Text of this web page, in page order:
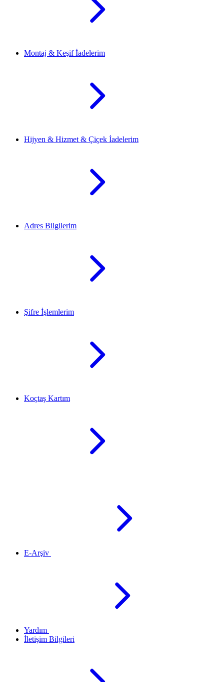
Montaj & Keşif İadelerim
Hijyen & Hizmet & Çiçek İadelerim
Adres Bilgilerim
Şifre İşlemlerim
Koçtaş Kartım
E-Arşiv
Yardım
İletişim Bilgileri